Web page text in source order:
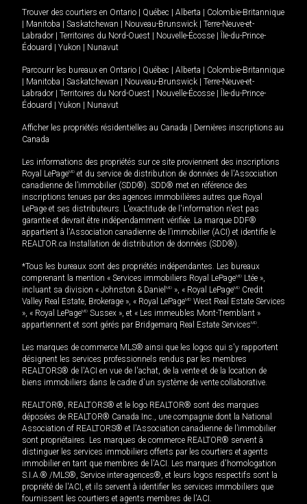
Trouver des courtiers en Ontario Québec Alberta
Colombie-Britannique
Manitoba Saskatchewan Nouveau-Brunswick
Terre-Neuve-et-
Labrador
Territoires du Nord-Ouest Nouvelle-Écosse
Île-du-Prince-
Édouard
Yukon Nunavut
Parcourir les bureaux en Ontario Québec Alberta
Colombie-Britannique
Manitoba Saskatchewan Nouveau-Brunswick
Terre-Neuve-et-
Labrador
Territoires du Nord-Ouest Nouvelle-Écosse
Île-du-Prince-
Édouard
Yukon Nunavut
Afficher les propriétés résidentielles au Canada
Dernières inscriptions au
Canada
Les informations des propriétés sur ce site proviennent des inscriptions
Royal LePageMD et du service de distribution de données de l'Association
canadienne de l’immobilier (SDD®). SDD® met en référence des
inscriptions tenues par des agences immobilières autres que Royal
LePage et ses distributeurs. L'exactitude de l'information n'est pas
garantie et devrait être indépendamment vérifiée. La marque DDF®
appartient à l'Association canadienne de l’immobilier (ACI) et identifie le
REALTOR.ca Installation de distribution de données (SDD®).
*Tous les bureaux sont des propriétés indépendantes. Les bureaux
comprenant la mention « Services immobiliers Royal LePageMD Ltée »,
incluant sa division « Johnston & Daniel MD », « Royal LePageMD Credit
Valley Real Estate, Brokerage », « Royal LePageMD West Real Estate Services
», « Royal LePageMD Sussex », et « Les immeubles Mont-Tremblant »
appartiennent et sont gérés par Bridgemarq Real Estate ServicesMD.
Les marques de commerce MLS® ainsi que les logos qui s'y rapportent
désignent les services professionnels rendus par les membres
REALTORS® de l'ACI en vue de l'achat, de la vente et de la location de
biens immobiliers dans le cadre d'un système de vente collaborative.
REALTOR®, REALTORS® et le logo REALTOR® sont des marques
déposées de REALTOR® Canada Inc., une compagnie dont la National
Association of REALTORS® et l'Association canadienne de l’immobilier
sont propriétaires. Les marques de commerce REALTOR® servent à
distinguer les services immobiliers offerts par les courtiers et agents
immobilier en tant que membres de l'ACI. Les marques d'homologation
S.I.A.® /MLS®, Service inter-agences®, et leurs logos respectifs sont la
propriété de l'ACI, et ils servent à identifier les services immobiliers que
fournissent les courtiers et agents membres de l'ACI.